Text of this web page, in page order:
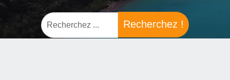
Recherchez !